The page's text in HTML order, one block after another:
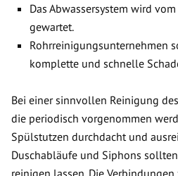
Das Abwassersystem wird
gewartet.
Rohrreinigungsunternehmen
komplette und schnelle
Bei einer sinnvollen Reinigung
die periodisch vorgenommen
Spülstutzen durchdacht und
Duschabläufe und Siphons